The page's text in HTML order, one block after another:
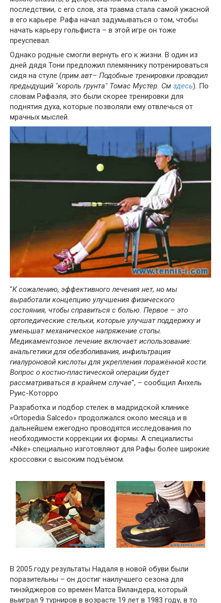
последствии, с его слов, эта травма стала самой ужасной
в его карьере. Рафа начал задумываться о том, чтобы
начать карьеру гольфиста – в этой игре он тоже
преуспевал.
Однако родные смогли вернуть его к жизни. В один из
дней дядя Тони предложил племяннику потренироваться
сидя на стуле (прим.авт– Подобные тренировки проводил
предыдущий "король грунта" Томас Мустер. См здесь). По
словам Рафаэля, это были скорее тренировки для
поднятия духа, которые позволяли ему отвлечься от
мрачных мыслей.
"К сожалению, эффективного лечения нет, но мы
выработали концепцию улучшения физического
состояния, чтобы справиться с болью. Первое – это
ортопедические стельки, которые улучшат поддержку и
уменьшат механическое напряжение стопы.
Медикаментозное лечение включает использование:
анальгетики для обезболивания, инфильтрация
гиалуроновой кислоты для укрепления поражённой кости.
Вопрос о костно-пластической операции будет
рассматриваться в крайнем случае", – сообщил Анхель
Руис-Которро.
Разработка и подбор стелек в мадридской клинике
«Ortopedia Salcedo» продолжался около месяца и в
дальнейшем ежегодно проводятся исследования по
необходимости коррекции их формы. А специалисты
«Nike» специально изготовляют для Рафы более широкие
кроссовки с высоким подъёмом.
В 2005 году результаты Надаля в новой обуви были
поразительны – он достиг наилучшего сезона для
тинэйджеров со времён Матса Виландера, который
выиграл 9 турниров в возрасте 19 лет в 1983 году, в то